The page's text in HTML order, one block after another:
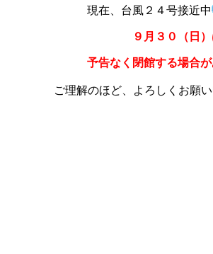
現在、台風２４号接近中
９月３０（日
予告なく閉館する場合が
ご理解のほど、よろしくお願い